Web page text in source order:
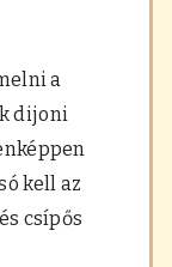
a
dijoni
kell az
csípős